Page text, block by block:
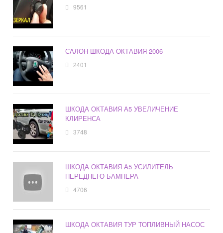
9561
САЛОН ШКОДА ОКТАВИЯ 2006
2401
ШКОДА ОКТАВИЯ А5 УВЕЛИЧЕНИЕ
КЛИРЕНСА
3748
ШКОДА ОКТАВИЯ А5 УСИЛИТЕЛЬ
ПЕРЕДНЕГО БАМПЕРА
4706
ШКОДА ОКТАВИЯ ТУР ТОПЛИВНЫЙ НАСОС